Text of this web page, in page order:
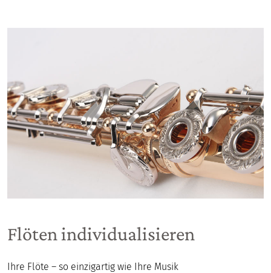
Flöten individualisieren
Ihre Flöte – so einzigartig wie Ihre Musik